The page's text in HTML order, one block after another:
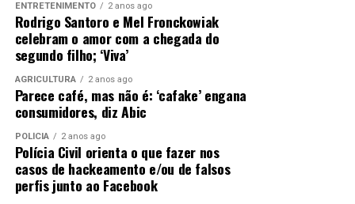
ENTRETENIMENTO 2 anos ago
Rodrigo Santoro e Mel Fronckowiak
celebram o amor com a chegada do
segundo filho; ‘Viva’
AGRICULTURA 2 anos ago
Parece café, mas não é: ‘cafake’ engana
consumidores, diz Abic
POLÍCIA 2 anos ago
Polícia Civil orienta o que fazer nos
casos de hackeamento e/ou de falsos
perfis junto ao Facebook